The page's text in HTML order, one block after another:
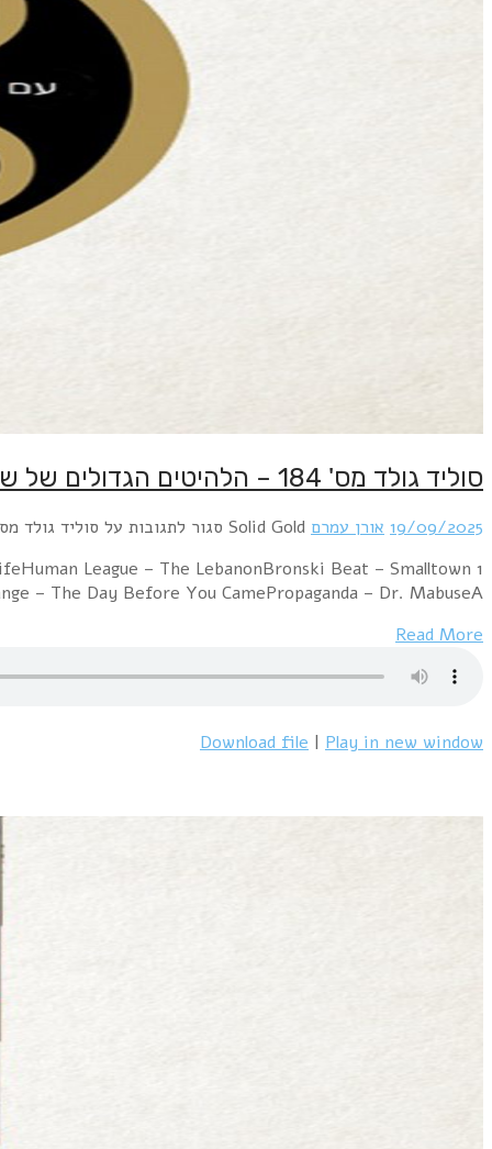
1 Alphaville – Big in JapanEurythmics – Here
BoyUltravox – Dancing With Tears In